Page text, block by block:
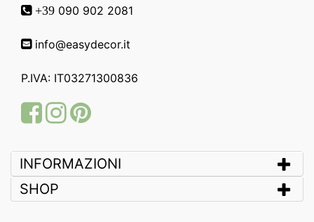
+39 090 902 2081
info@easydecor.it
P.IVA: IT03271300836
FacebookInstagram
Pinterest
INFORMAZIONI
SHOP